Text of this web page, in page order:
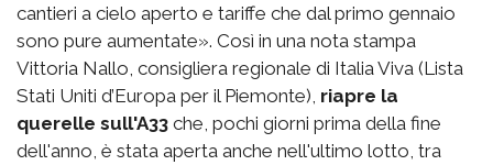
cantieri a cielo aperto e tariffe che dal primo gennaio
sono pure aumentate». Così in una nota stampa
Vittoria Nallo, consigliera regionale di Italia Viva (Lista
Stati Uniti d’Europa per il Piemonte), riapre la
querelle sull'A33 che, pochi giorni prima della fine
dell'anno, è stata aperta anche nell'ultimo lotto, tra